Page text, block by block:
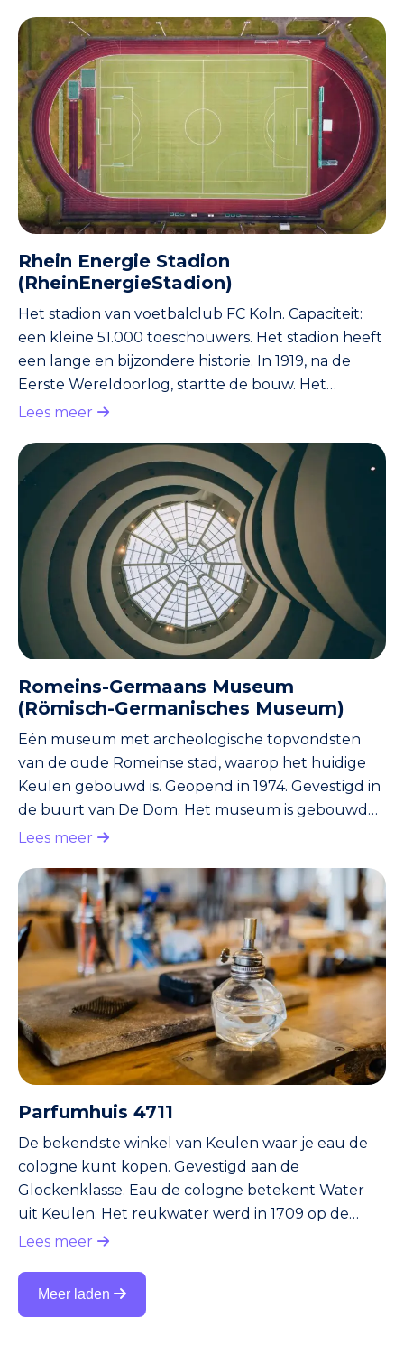
Rhein Energie Stadion
(RheinEnergieStadion)
Het stadion van voetbalclub FC Koln. Capaciteit:
een kleine 51.000 toeschouwers. Het stadion heeft
een lange en bijzondere historie. In 1919, na de
Eerste Wereldoorlog, startte de bouw. Het
toenmalige bouwproject leverde 15.000 banen in
van het Duitse voetbalelftal vonden er plaats. Voor
het WK 2006 werd het stadion gerenoveerd.
Vandaag de dag is het een moderne
voetbaltempel.
Lees meer
Romeins-Germaans Museum
(Römisch-Germanisches Museum)
Eén museum met archeologische topvondsten
van de oude Romeinse stad, waarop het huidige
Keulen gebouwd is. Geopend in 1974. Gevestigd in
de buurt van De Dom. Het museum is gebouwd
op de resten van een Romeinse stadsvilla uit de
het Dionysus mozaïek uit de stadsvilla. Deze
mozaïeken tegelvloer uit 225 na Christus werd in
1942 ontdekt. Het mozaïek is zeventig vierkante
meter groot.
Lees meer
Parfumhuis 4711
De bekendste winkel van Keulen waar je eau de
cologne kunt kopen. Gevestigd aan de
Glockenklasse. Eau de cologne betekent Water
uit Keulen. Het reukwater werd in 1709 op de
markt gebracht door Johann Maria Farina. Zijn
parfumfabriek én tegenwoordig een museum.
Farina zette Keulen als stad van de geuren op de
Lees meer
Meer laden